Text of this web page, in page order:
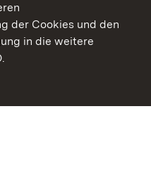
der Cookies und den
in die weitere